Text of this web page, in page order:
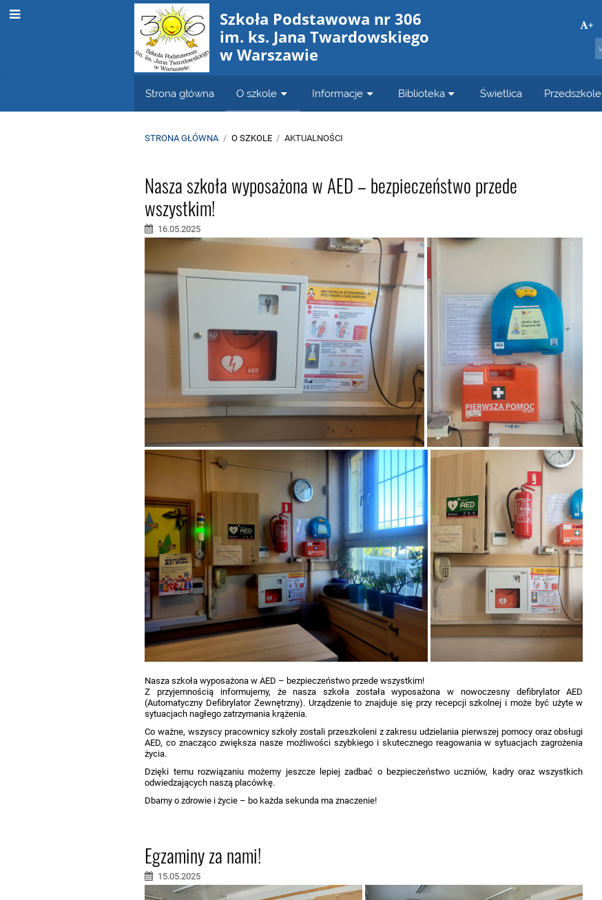
Szkoła Podstawowa nr 306
im. ks. Jana Twardowskiego
w Warszawie
+
Strona główna O szkole Informacje Biblioteka Świetlica Przedszkole
STRONA GŁÓWNA / O SZKOLE / AKTUALNOŚCI
Aktualności
Nasza szkoła wyposażona w AED – bezpieczeństwo przede
wszystkim!
16.05.2025
Nasza szkoła wyposażona w AED – bezpieczeństwo przede wszystkim!
Z przyjemnością informujemy, że nasza szkoła została wyposażona w nowoczesny defibrylator AED
(Automatyczny Defibrylator Zewnętrzny). Urządzenie to znajduje się przy recepcji szkolnej i może być użyte w
sytuacjach nagłego zatrzymania krążenia.
Co ważne, wszyscy pracownicy szkoły zostali przeszkoleni z zakresu udzielania pierwszej pomocy oraz obsługi
AED, co znacząco zwiększa nasze możliwości szybkiego i skutecznego reagowania w sytuacjach zagrożenia
życia.
Dzięki temu rozwiązaniu możemy jeszcze lepiej zadbać o bezpieczeństwo uczniów, kadry oraz wszystkich
odwiedzających naszą placówkę.
Dbamy o zdrowie i życie – bo każda sekunda ma znaczenie!
Egzaminy za nami!
15.05.2025